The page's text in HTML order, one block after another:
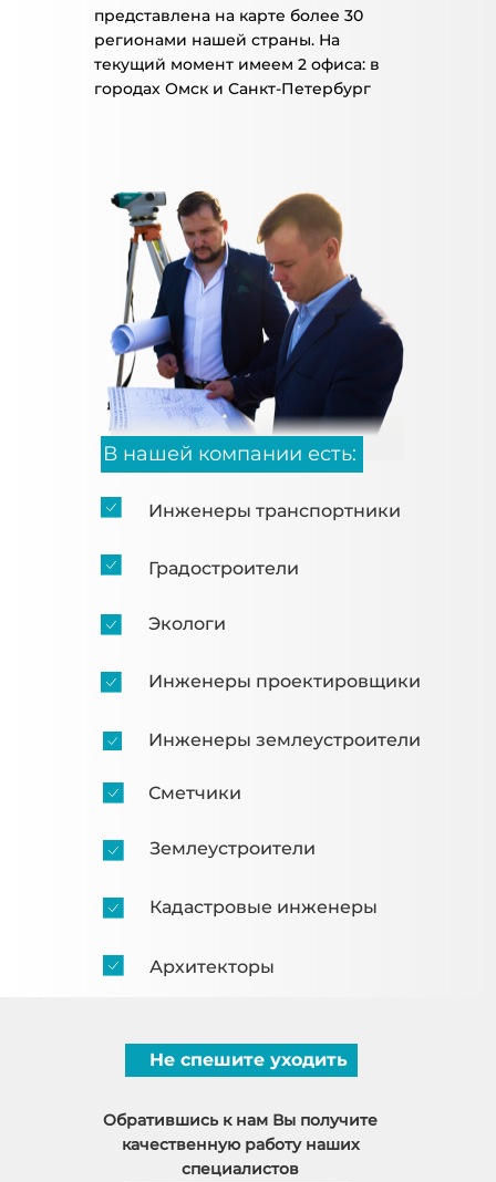
представлена на карте более 30
регионами нашей страны. На
текущий момент имеем 2 офиса: в
городах Омск и Санкт-Петербург
В нашей компании есть:
Инженеры транспортники
Градостроители
Экологи
Инженеры проектировщики
Инженеры землеустроители
Сметчики
Землеустроители
Кадастровые инженеры
Архитекторы
Обратившись к нам Вы получите
качественную работу наших
специалистов
Не спешите уходить